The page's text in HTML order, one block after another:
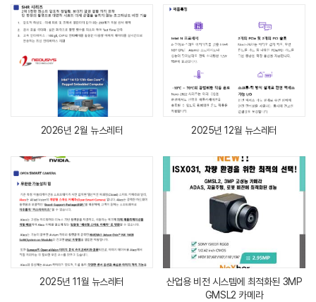
2026년 2월 뉴스레터 2025년 12월 뉴스레터
2025년 11월 뉴스레터
산업용 비전 시스템에 최적화된 3MP
GMSL2 카메라